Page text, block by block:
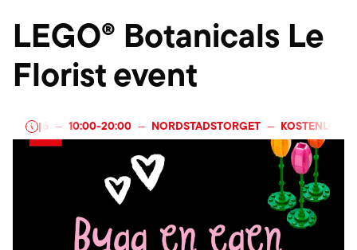
LEGO® Botanicals Le
Florist event
|
2026 — 10:00-20:00 — NORDSTADSTORGET — KOSTENLOS